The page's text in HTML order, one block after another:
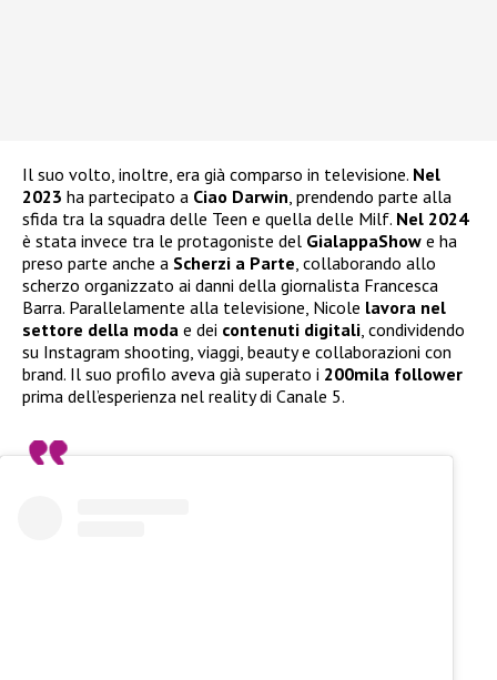
Il suo volto, inoltre, era già comparso in televisione. Nel
2023 ha partecipato a Ciao Darwin , prendendo parte alla
sfida tra la squadra delle Teen e quella delle Milf. Nel 2024
è stata invece tra le protagoniste del GialappaShow e ha
preso parte anche a Scherzi a Parte , collaborando allo
scherzo organizzato ai danni della giornalista Francesca
Barra. Parallelamente alla televisione, Nicole lavora nel
settore della moda e dei contenuti digitali , condividendo
su Instagram shooting, viaggi, beauty e collaborazioni con
brand. Il suo profilo aveva già superato i 200mila follower
prima dell’esperienza nel reality di Canale 5.